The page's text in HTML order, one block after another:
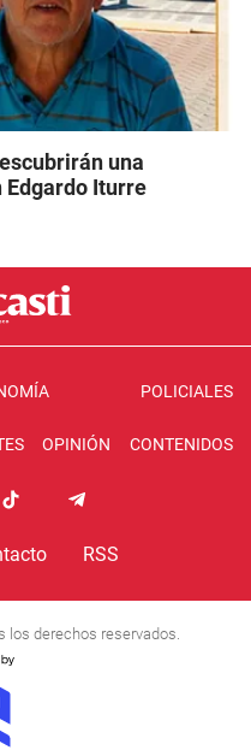
una
Edgardo Iturre
POLICIALES
OPINIÓN CONTENIDOS
RSS
los derechos reservados.